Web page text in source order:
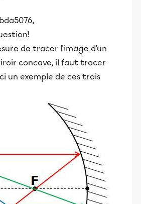
de tracer l'image d'un
concave, il faut tracer
un exemple de ces trois